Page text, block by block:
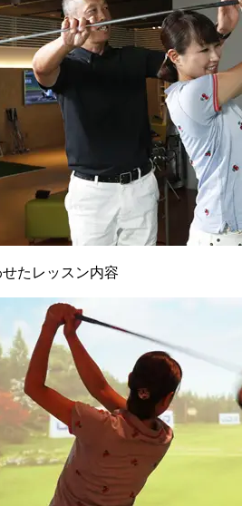
たレッスン内容